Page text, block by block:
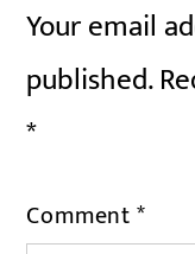
Your email
published.
*
Comment*